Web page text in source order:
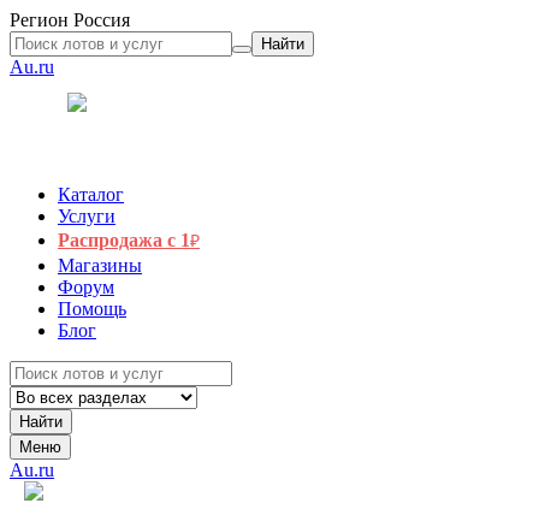
Регион Россия
Найти
Au.ru
Каталог
Услуги
Распродажа с 1₽
Магазины
Форум
Помощь
Блог
Найти
Меню
Au.ru